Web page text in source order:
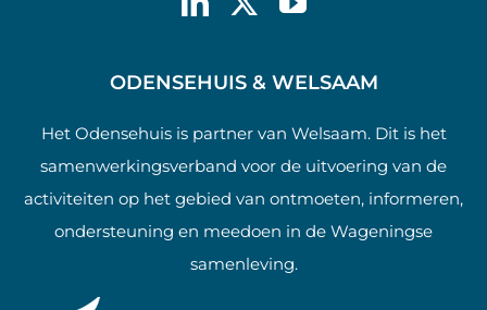
ODENSEHUIS & WELSAAM
Het Odensehuis is partner van Welsaam. Dit is het
samenwerkingsverband voor de uitvoering van de
activiteiten op het gebied van ontmoeten, informeren,
ondersteuning en meedoen in de Wageningse
samenleving.